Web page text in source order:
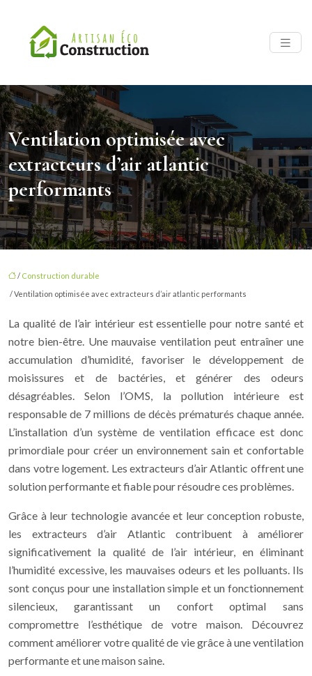
Ventilation optimisée avec
extracteurs d’air atlantic
performants
/ Construction durable
/ Ventilation optimisée avec extracteurs d’air atlantic performants
La qualité de l’air intérieur est essentielle pour notre santé et
notre bien-être. Une mauvaise ventilation peut entraîner une
accumulation d’humidité, favoriser le développement de
moisissures et de bactéries, et générer des odeurs
désagréables. Selon l’OMS, la pollution intérieure est
responsable de 7 millions de décès prématurés chaque année.
L’installation d’un système de ventilation efficace est donc
primordiale pour créer un environnement sain et confortable
dans votre logement. Les extracteurs d’air Atlantic offrent une
solution performante et fiable pour résoudre ces problèmes.
Grâce à leur technologie avancée et leur conception robuste,
les extracteurs d’air Atlantic contribuent à améliorer
significativement la qualité de l’air intérieur, en éliminant
l’humidité excessive, les mauvaises odeurs et les polluants. Ils
sont conçus pour une installation simple et un fonctionnement
silencieux, garantissant un confort optimal sans
compromettre l’esthétique de votre maison. Découvrez
comment améliorer votre qualité de vie grâce à une ventilation
performante et une maison saine.